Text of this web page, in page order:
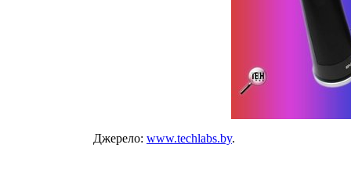
Джерело: www.techlabs.by.